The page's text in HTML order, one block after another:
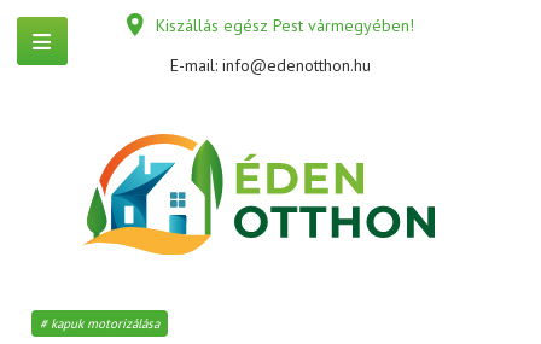
Kiszállás egész Pest vármegyében!
E-mail: info@edenotthon.hu
kapuk motorizálása